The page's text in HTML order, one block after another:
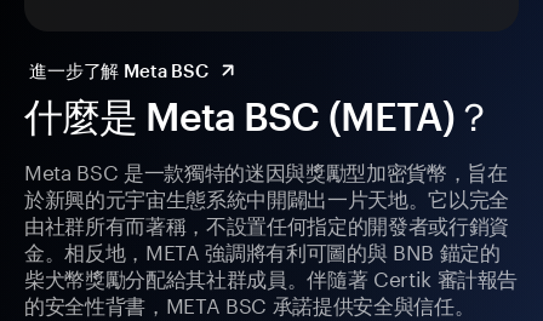
什麼是 Meta BSC (META)？
Meta BSC 是一款獨特的迷因與獎勵型加密貨幣，旨在
於新興的元宇宙生態系統中開闢出一片天地。它以完全
由社群所有而著稱，不設置任何指定的開發者或行銷資
金。相反地，META 強調將有利可圖的與 BNB 錨定的
柴犬幣獎勵分配給其社群成員。伴隨著 Certik 審計報告
的安全性背書，META BSC 承諾提供安全與信任。
進一步了解 Meta BSC